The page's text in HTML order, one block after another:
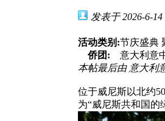
发表于 2026-6-14
活动类别:节庆盛典
侨团:
意大利意
本帖最后由 意大利
位于威尼斯以北约
为“威尼斯共和国的